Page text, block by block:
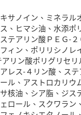
サノイン、ミネラル
、ヒマシ油、水添ポ
テアリン酸ＰＥＧ-
ィン、ポリリシノレ
リン酸ポリグリセ
レス-４リン酸、ステ
ル、アストロカリウ
核油、シア脂、ジス
ロール、スクワラン